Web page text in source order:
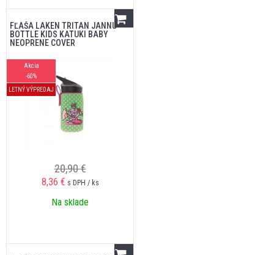
FĽAŠA LAKEN TRITAN JANNU
BOTTLE KIDS KATUKI BABY
NEOPRENE COVER
Akcia
-60%
LETNÝ VÝPREDAJ
20,90 €
8,36 € s DPH / ks
Na sklade